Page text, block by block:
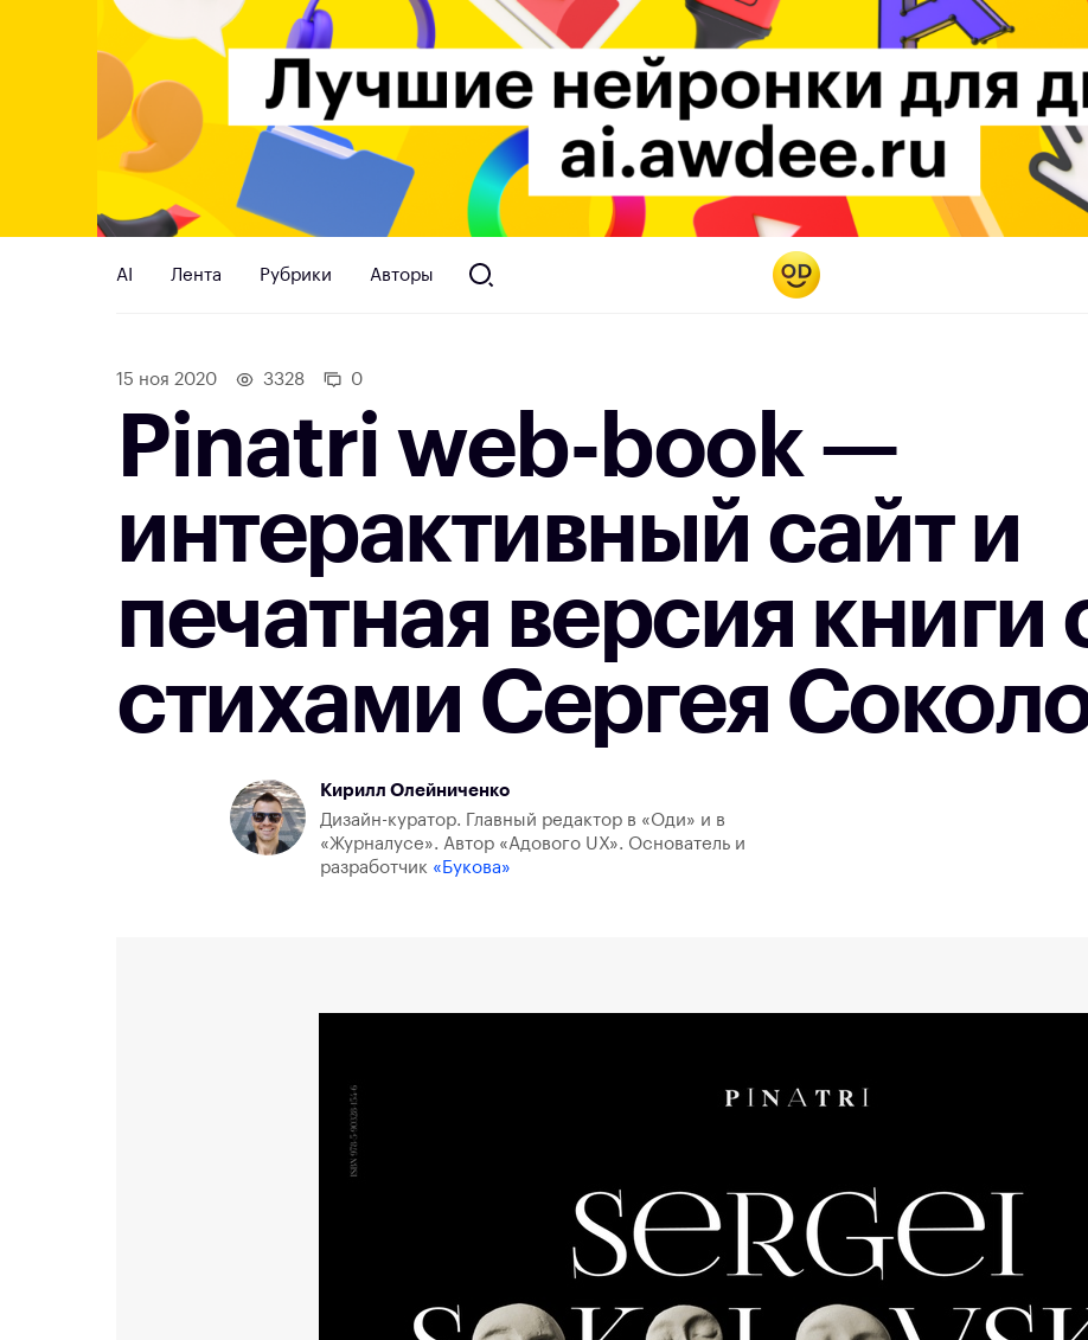
AI Лента Рубрики Авторы
15 ноя 2020 3328 0
Pinatri web-book —
интерактивный сайт и
печатная версия книги
стихами Сергея
Кирилл Олейниченко
Дизайн-куратор. Главный редактор в «Оди» и в
«Журналусе». Автор «Адового UX». Основатель и
разработчик «Букова»